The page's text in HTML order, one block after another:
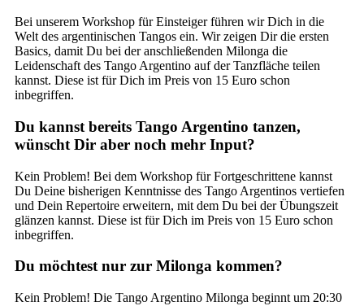
Bei unserem Workshop für Einsteiger führen wir Dich in die
Welt des argentinischen Tangos ein. Wir zeigen Dir die ersten
Basics, damit Du bei der anschließenden Milonga die
Leidenschaft des Tango Argentino auf der Tanzfläche teilen
kannst. Diese ist für Dich im Preis von 15 Euro schon
inbegriffen.
Du kannst bereits Tango Argentino tanzen,
wünscht Dir aber noch mehr Input?
Kein Problem! Bei dem Workshop für Fortgeschrittene kannst
Du Deine bisherigen Kenntnisse des Tango Argentinos vertiefen
und Dein Repertoire erweitern, mit dem Du bei der Übungszeit
glänzen kannst. Diese ist für Dich im Preis von 15 Euro schon
inbegriffen.
Du möchtest nur zur Milonga kommen?
Kein Problem! Die Tango Argentino Milonga beginnt um 20:30